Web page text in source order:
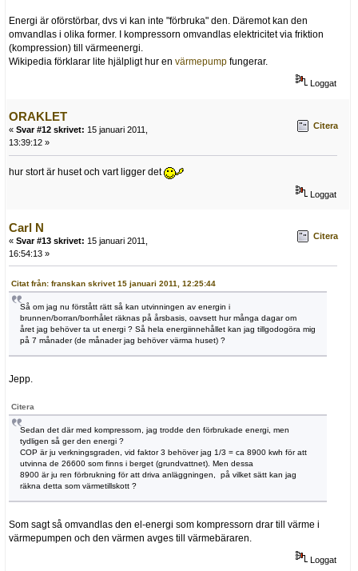
Energi är oförstörbar, dvs vi kan inte "förbruka" den. Däremot kan den
omvandlas i olika former. I kompressorn omvandlas elektricitet via friktion
(kompression) till värmeenergi.
Wikipedia förklarar lite hjälpligt hur en värmepump fungerar.
Loggat
ORAKLET
« Svar #12 skrivet: 15 januari 2011,
13:39:12 »
Citera
hur stort är huset och vart ligger det
Loggat
Carl N
« Svar #13 skrivet: 15 januari 2011,
16:54:13 »
Citera
Citat från: franskan skrivet 15 januari 2011, 12:25:44
Så om jag nu förstått rätt så kan utvinningen av energin i
brunnen/borran/borrhålet räknas på årsbasis, oavsett hur många dagar om
året jag behöver ta ut energi ? Så hela energiinnehållet kan jag tillgodogöra mig
på 7 månader (de månader jag behöver värma huset) ?
Jepp.
Citera
Sedan det där med kompressorn, jag trodde den förbrukade energi, men
tydligen så ger den energi ?
COP är ju verkningsgraden, vid faktor 3 behöver jag 1/3 = ca 8900 kwh för att
utvinna de 26600 som finns i berget (grundvattnet). Men dessa
8900 är ju ren förbrukning för att driva anläggningen, på vilket sätt kan jag
räkna detta som värmetillskott ?
Som sagt så omvandlas den el-energi som kompressorn drar till värme i
värmepumpen och den värmen avges till värmebäraren.
Loggat